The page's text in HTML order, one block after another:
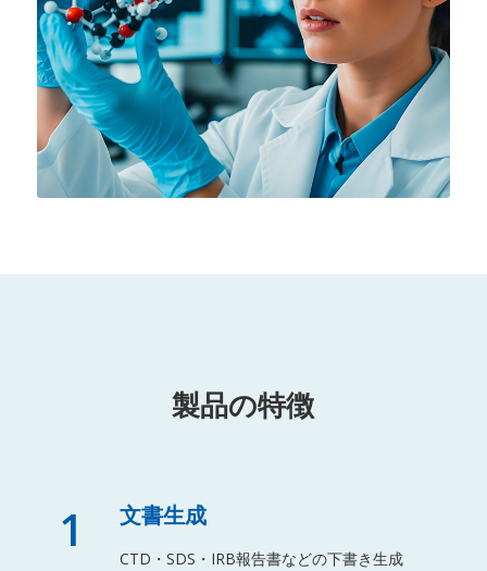
製品の特徴
1 文書生成
CTD・SDS・IRB報告書などの下書き生成